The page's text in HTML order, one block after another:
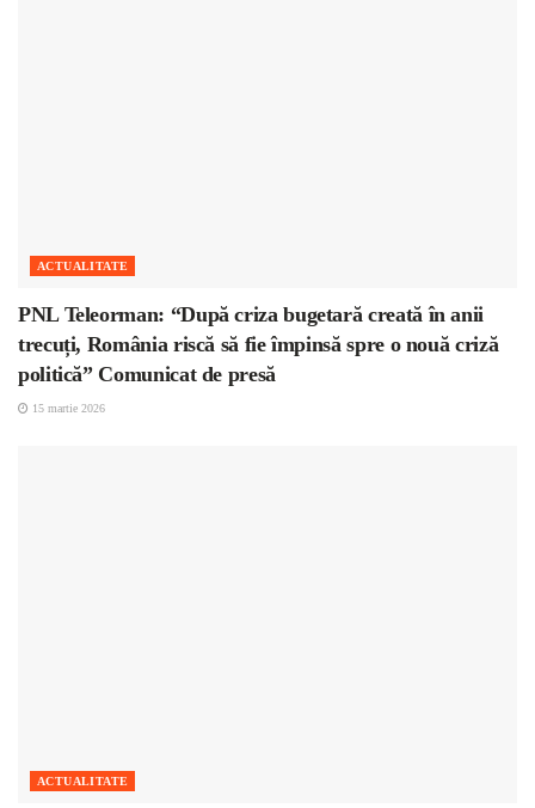
ACTUALITATE
PNL Teleorman: “După criza bugetară creată în anii
trecuți, România riscă să fie împinsă spre o nouă criză
politică” Comunicat de presă
15 martie 2026
ACTUALITATE